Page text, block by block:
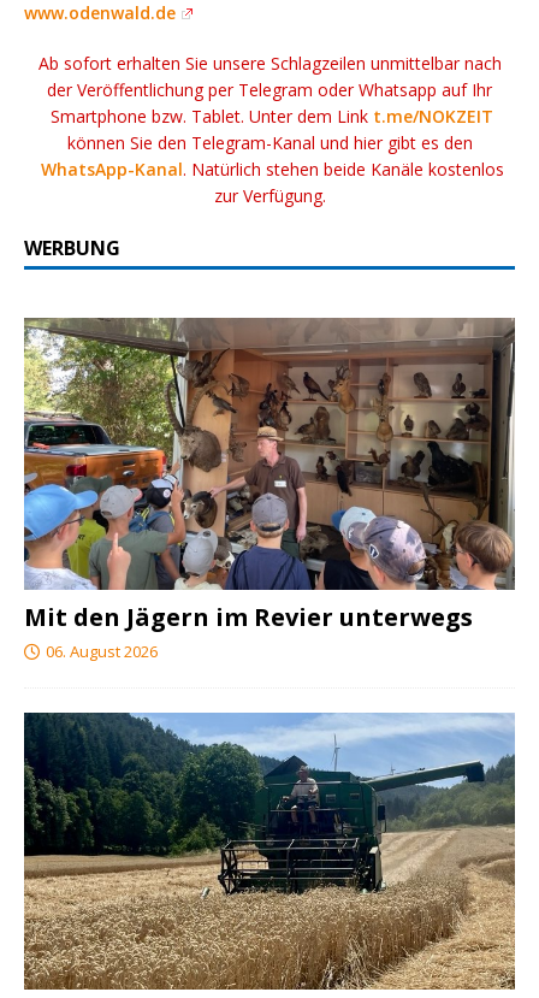
www.odenwald.de
Ab sofort erhalten Sie unsere Schlagzeilen unmittelbar nach
der Veröffentlichung per Telegram oder Whatsapp auf Ihr
Smartphone bzw. Tablet. Unter dem Link t.me/NOKZEIT
können Sie den Telegram-Kanal und hier gibt es den
WhatsApp-Kanal. Natürlich stehen beide Kanäle kostenlos
zur Verfügung.
WERBUNG
Mit den Jägern im Revier unterwegs
06. August 2026